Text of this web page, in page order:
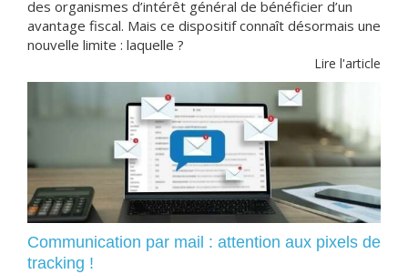
des organismes d’intérêt général de bénéficier d’un
avantage fiscal. Mais ce dispositif connaît désormais une
nouvelle limite : laquelle ?
Lire l'article
Communication par mail : attention aux pixels de
tracking !